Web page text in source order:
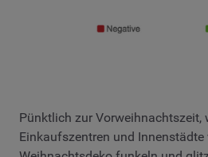
Pünktlich zur Vorweihnachtszeit,
Einkaufszentren und Innenstädte